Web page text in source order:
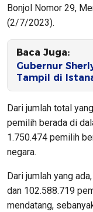
Bonjol Nomor 29,
(2/7/2023).
Baca Juga:
Gubernur
Tampil di
Dari jumlah total
pemilih berada di
1.750.474 pemilih
negara.
Dari jumlah yang
dan 102.588.719
mendatang,